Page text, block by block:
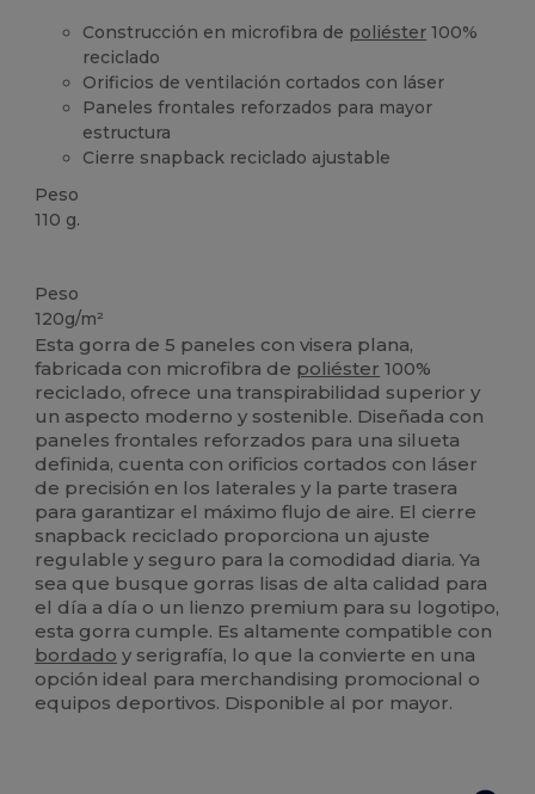
Construcción en microfibra de poliéster 100%
reciclado
Orificios de ventilación cortados con láser
Paneles frontales reforzados para mayor
estructura
Cierre snapback reciclado ajustable
Peso
110 g.
Peso
120g/m²
Esta gorra de 5 paneles con visera plana,
fabricada con microfibra de poliéster 100%
reciclado, ofrece una transpirabilidad superior y
un aspecto moderno y sostenible. Diseñada con
paneles frontales reforzados para una silueta
definida, cuenta con orificios cortados con láser
de precisión en los laterales y la parte trasera
para garantizar el máximo flujo de aire. El cierre
snapback reciclado proporciona un ajuste
regulable y seguro para la comodidad diaria. Ya
sea que busque gorras lisas de alta calidad para
el día a día o un lienzo premium para su logotipo,
esta gorra cumple. Es altamente compatible con
bordado y serigrafía, lo que la convierte en una
opción ideal para merchandising promocional o
equipos deportivos. Disponible al por mayor.